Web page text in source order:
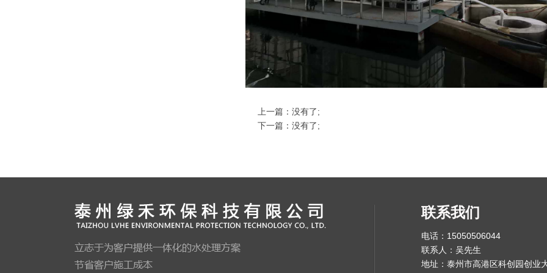
上一篇：没有了;
下一篇：没有了;
联系我们
电话：15050506044
联系人：吴先生
地址：泰州市高港区科创园创业